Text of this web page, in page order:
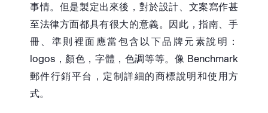
事情。但是製定出來後，對於設計、文案寫作甚
至法律方面都具有很大的意義。因此，指南、手
冊、準則裡面應當包含以下品牌元素說明：
logos，顏色，字體，色調等等。像 Benchmark
郵件行銷平台，定制詳細的商標說明和使用方
式。